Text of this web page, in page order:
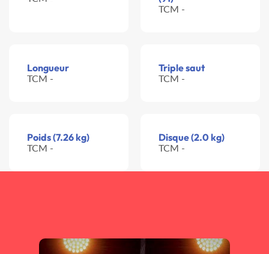
TCM -
Longueur
TCM -
Triple saut
TCM -
Poids (7.26 kg)
TCM -
Disque (2.0 kg)
TCM -